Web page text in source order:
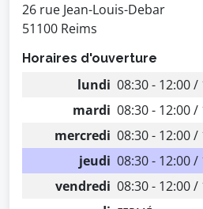
26 rue Jean-Louis-Debar
51100 Reims
Horaires d'ouverture
lundi 08:30 - 12:00 /
mardi 08:30 - 12:00 /
mercredi 08:30 - 12:00 /
jeudi 08:30 - 12:00 /
vendredi 08:30 - 12:00 /